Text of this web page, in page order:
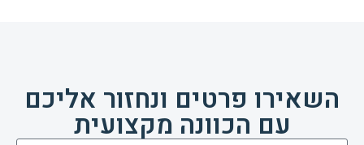
השאירו פרטים ונחזור אליכם
עם הכוונה מקצועית